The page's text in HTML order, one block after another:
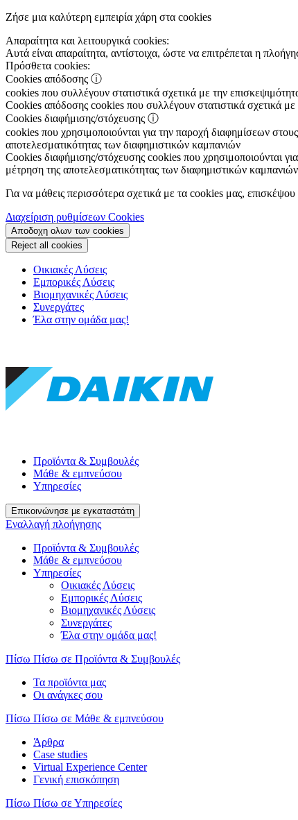
Ζήσε μια καλύτερη εμπειρία χάρη στα cookies
Απαραίτητα και λειτουργικά cookies:
Αυτά είναι απαραίτητα, αντίστοιχα, ώστε να επιτρέπεται η
Πρόσθετα cookies:
Cookies απόδοσης ⓘ
cookies που συλλέγουν στατιστικά σχετικά με την
Cookies απόδοσης cookies που συλλέγουν στατιστικά σχετικά
Cookies διαφήμισης/στόχευσης ⓘ
cookies που χρησιμοποιούνται για την παροχή διαφημίσεων
αποτελεσματικότητας των διαφημιστικών καμπανιών
Cookies διαφήμισης/στόχευσης cookies που χρησιμοποιούνται
μέτρηση της αποτελεσματικότητας των διαφημιστικών καμπανιών
Για να μάθεις περισσότερα σχετικά με τα cookies μας, επισκέψου
Διαχείριση ρυθμίσεων Cookies
Αποδοχη ολων των cookies
Reject all cookies
Οικιακές Λύσεις
Εμπορικές Λύσεις
Βιομηχανικές Λύσεις
Συνεργάτες
Έλα στην ομάδα μας!
Προϊόντα & Συμβουλές
Μάθε & εμπνεύσου
Υπηρεσίες
Επικοινώνησε με εγκαταστάτη
Εναλλαγή πλοήγησης
Προϊόντα & Συμβουλές
Μάθε & εμπνεύσου
Υπηρεσίες
Οικιακές Λύσεις
Εμπορικές Λύσεις
Βιομηχανικές Λύσεις
Συνεργάτες
Έλα στην ομάδα μας!
Πίσω Πίσω σε Προϊόντα & Συμβουλές
Τα προϊόντα μας
Οι ανάγκες σου
Πίσω Πίσω σε Μάθε & εμπνεύσου
Άρθρα
Case studies
Virtual Experience Center
Γενική επισκόπηση
Πίσω Πίσω σε Υπηρεσίες